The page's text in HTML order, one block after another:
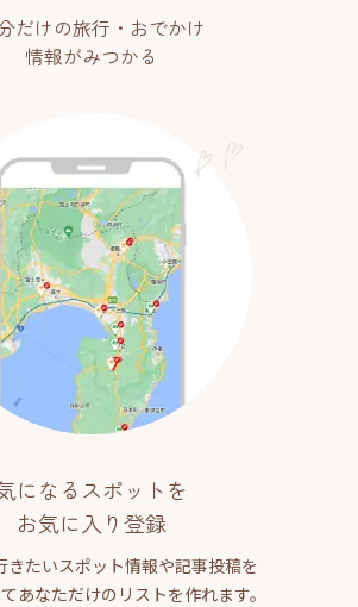
だけの旅行・おでかけ
情報がみつかる
になるスポットを
お気に入り登録
きたいスポット情報や記事投稿を
あなただけのリストを作れます。